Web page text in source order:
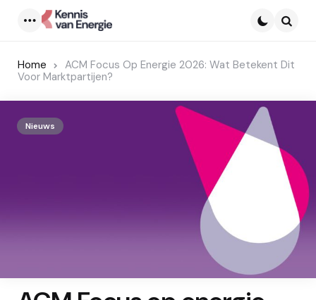
Home
ACM Focus Op Energie 2026: Wat Betekent Dit
Voor Marktpartijen?
Nieuws